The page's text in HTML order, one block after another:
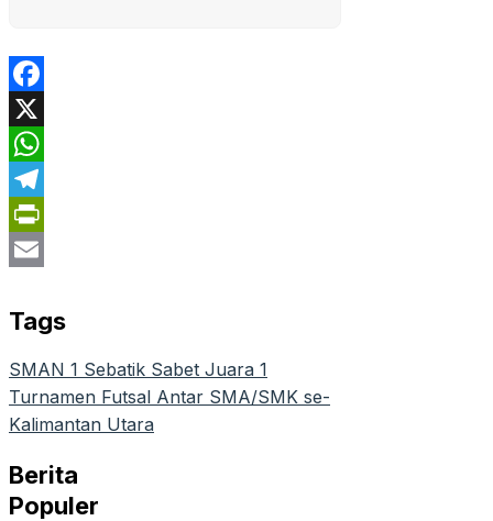
Facebook
X
WhatsApp
Telegram
PrintFriendly
Tags
SMAN 1 Sebatik Sabet Juara 1
Turnamen Futsal Antar SMA/SMK se-
Kalimantan Utara
Berita
Populer